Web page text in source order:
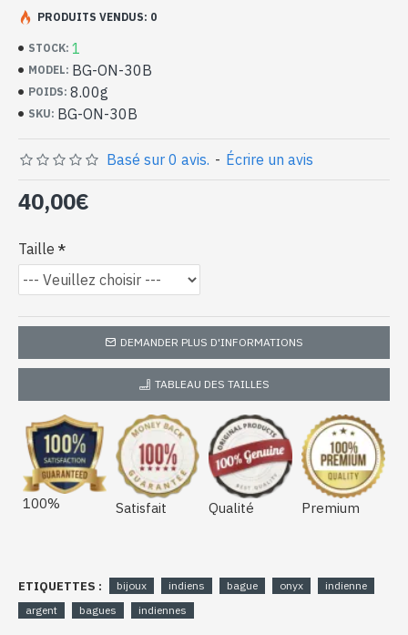
- Taille de la pierre : 15mm x 11mm approx
-Livrée avec un petit sac artisanal
Bague indienne argent et Onyx
naturelle de forme ovale (BG-ON-30B)
STOCK: 1
MODEL: BG-ON-30B
POIDS: 8.00g
SKU: BG-ON-30B
PRODUITS VENDUS: 0
Basé sur 0 avis. - Écrire un avis
40,00€
Taille
DEMANDER PLUS D'INFORMATIONS
TABLEAU DES TAILLES
100% Satisfait Qualité Premium
ETIQUETTES : bijoux indiens bague onyx
indienne
argent
bagues indiennes